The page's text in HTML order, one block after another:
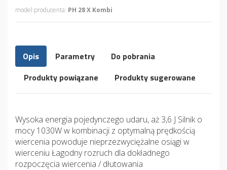
model producenta: PH 28 X Kombi
Opis Parametry
Do pobrania
Produkty powiązane
Produkty sugerowane
Wysoka energia pojedynczego udaru, aż 3,6 J Silnik o
mocy 1030W w kombinacji z optymalną prędkością
wiercenia powoduje nieprzezwyciężalne osiągi w
wierceniu Łagodny rozruch dla dokładnego
rozpoczęcia wiercenia / dłutowania